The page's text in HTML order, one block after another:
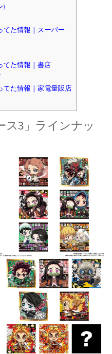
)
てた情報｜スーパー
てた情報｜書店
てた情報｜家電量販店
ス3」ラインナッ